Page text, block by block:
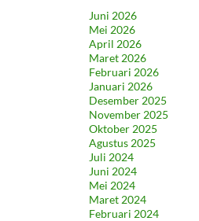
Juni 2026
Mei 2026
April 2026
Maret 2026
Februari 2026
Januari 2026
Desember 2025
November 2025
Oktober 2025
Agustus 2025
Juli 2024
Juni 2024
Mei 2024
Maret 2024
Februari 2024